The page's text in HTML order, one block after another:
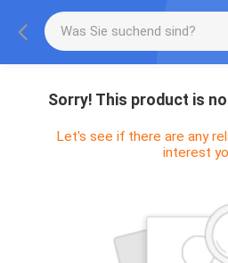
Sorry! This product is
Let's see if there are any
interest